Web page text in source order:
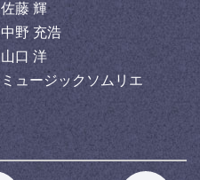
佐藤 輝
中野 充浩
山口 洋
ミュージックソムリエ